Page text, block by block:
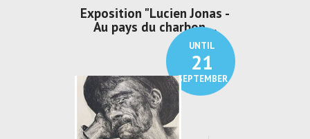
UNTIL
21
SEPTEMBER
Exposition "Lucien Jonas -
Au pays du charbon ...